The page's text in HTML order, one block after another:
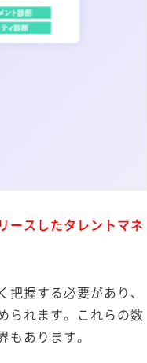
ースしたタレントマネ
把握する必要があり、
られます。これらの数
もあります。